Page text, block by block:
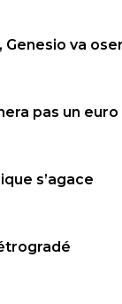
va
pas un euro
s’agace